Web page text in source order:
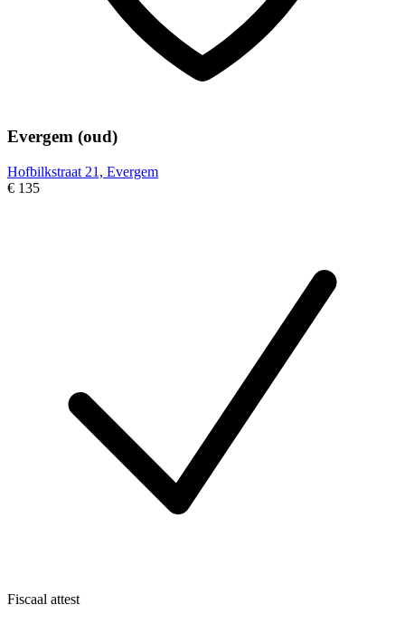
Evergem (oud)
Hofbilkstraat 21, Evergem
€ 135
Fiscaal attest